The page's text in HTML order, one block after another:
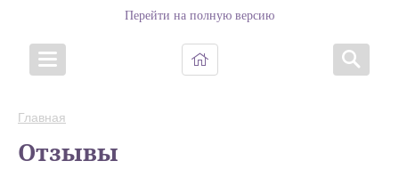
Перейти на полную версию
Главная
Отзывы